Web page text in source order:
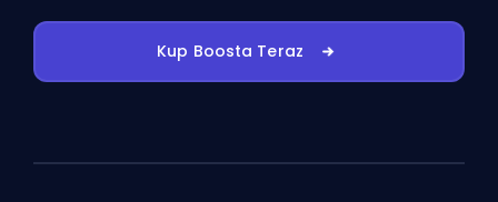
Kup Boosta Teraz